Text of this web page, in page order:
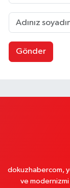
Gönder
dokuzhabercom,
ve